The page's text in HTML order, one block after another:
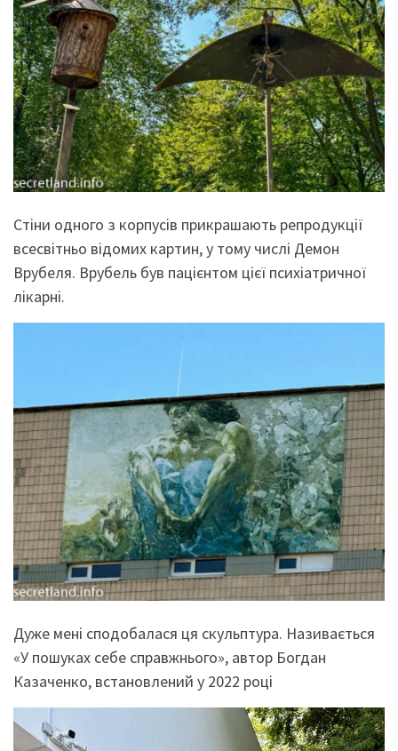
Стіни одного з корпусів прикрашають репродукції
всесвітньо відомих картин, у тому числі Демон
Врубеля. Врубель був пацієнтом цієї психіатричної
лікарні.
Дуже мені сподобалася ця скульптура. Називається
«У пошуках себе справжнього», автор Богдан
Казаченко, встановлений у 2022 році